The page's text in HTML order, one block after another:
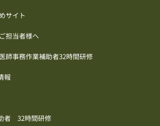
サイト
担当者様へ
師事務作業補助者32時間研修
報
者 32時間研修